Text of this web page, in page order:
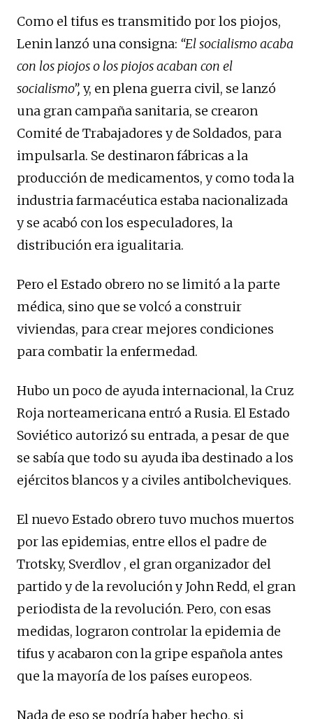
Como el tifus es transmitido por los piojos,
Lenin lanzó una consigna: “El socialismo acaba
con los piojos o los piojos acaban con el
socialismo”, y, en plena guerra civil, se lanzó
una gran campaña sanitaria, se crearon
Comité de Trabajadores y de Soldados, para
impulsarla. Se destinaron fábricas a la
producción de medicamentos, y como toda la
industria farmacéutica estaba nacionalizada
y se acabó con los especuladores, la
distribución era igualitaria.
Pero el Estado obrero no se limitó a la parte
médica, sino que se volcó a construir
viviendas, para crear mejores condiciones
para combatir la enfermedad.
Hubo un poco de ayuda internacional, la Cruz
Roja norteamericana entró a Rusia. El Estado
Soviético autorizó su entrada, a pesar de que
se sabía que todo su ayuda iba destinado a los
ejércitos blancos y a civiles antibolcheviques.
El nuevo Estado obrero tuvo muchos muertos
por las epidemias, entre ellos el padre de
Trotsky, Sverdlov , el gran organizador del
partido y de la revolución y John Redd, el gran
periodista de la revolución. Pero, con esas
medidas, lograron controlar la epidemia de
tifus y acabaron con la gripe española antes
que la mayoría de los países europeos.
Nada de eso se podría haber hecho, si